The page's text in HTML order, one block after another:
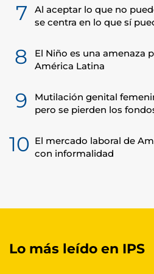
7
Al aceptar lo que no
se centra en lo que sí
8
El Niño es una amenaza
América Latina
9
Mutilación genital
pero se pierden los
10 El mercado laboral de
con informalidad
Lo más leído en IPS